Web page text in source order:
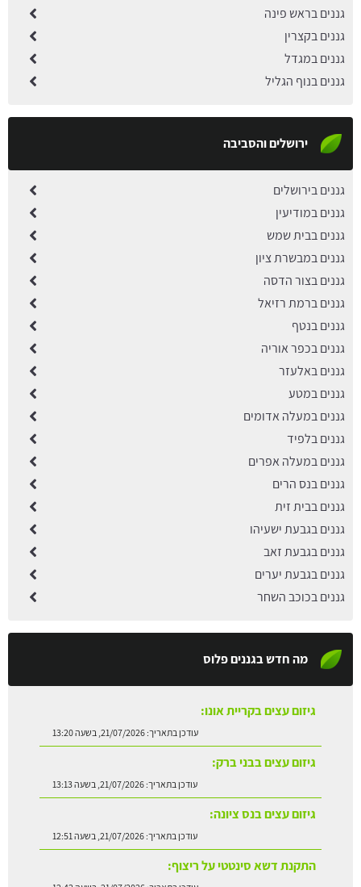
גננים בראש פינה
גננים בקצרין
גננים במגדל
גננים בנוף הגליל
ירושלים והסביבה
גננים בירושלים
גננים במודיעין
גננים בבית שמש
גננים במבשרת ציון
גננים בצור הדסה
גננים ברמת רזיאל
גננים בנטף
גננים בכפר אוריה
גננים באלעזר
גננים במטע
גננים במעלה אדומים
גננים בלפיד
גננים במעלה אפרים
גננים בנס הרים
גננים בבית זית
גננים בגבעת ישעיהו
גננים בגבעת זאב
גננים בגבעת יערים
גננים בכוכב השחר
מה חדש בגננים פלוס
גיזום עצים בבני ברק:
עודכן בתאריך:21/07/2026, בשעה 13:13
גיזום עצים בנס ציונה:
עודכן בתאריך:21/07/2026, בשעה 12:51
עודכן בתאריך:21/07/2026, בשעה 12:42
שתילת עץ אבוקדו: